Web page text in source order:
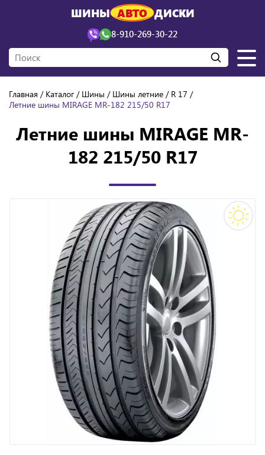
ШИНЫ АВТО ДИСКИ
8-910-269-30-22
Главная Каталог Шины Шины летние
R 17
Летние шины MIRAGE MR-182 215/50 R17
Летние шины MIRAGE MR-
182 215/50 R17